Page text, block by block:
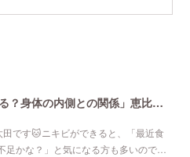
「ニキビができる場所でわかる？身体の内側との関係」恵比寿で口コミNo 1美容鍼灸ならmeilong
です🐱ニキビができると、「最近食
かな？」と気になる方も多いので…